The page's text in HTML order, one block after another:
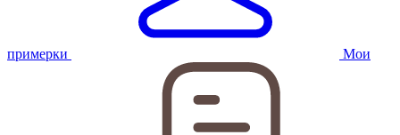
примерки Мои